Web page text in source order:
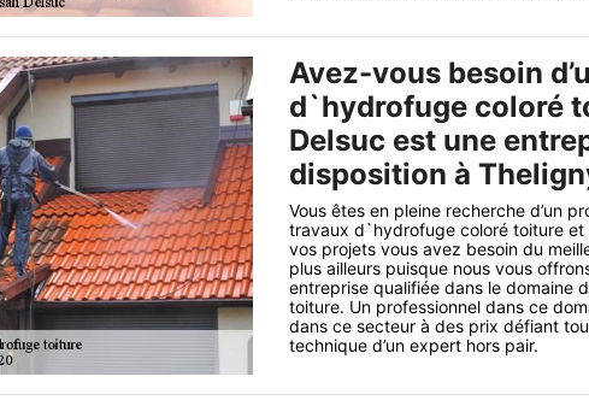
Avez-vous besoin
d`hydrofuge coloré
Delsuc est une
disposition à
Vous êtes en pleine recherche d’un
travaux d`hydrofuge coloré toiture et
vos projets vous avez besoin du
plus ailleurs puisque nous vous
entreprise qualifiée dans le domaine
toiture. Un professionnel dans ce
dans ce secteur à des prix défiant
technique d’un expert hors pair.